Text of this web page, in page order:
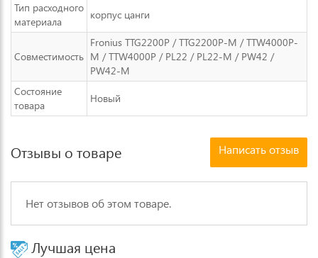
Тип расходного
материала
корпус цанги
Совместимость
Fronius TTG2200P / TTG2200P-M / TTW4000P-
M / TTW4000P / PL22 / PL22-M / PW42 /
PW42-M
Состояние
товара
Новый
Отзывы о товаре Написать отзыв
Нет отзывов об этом товаре.
Лучшая цена